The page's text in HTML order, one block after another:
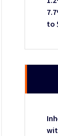
to